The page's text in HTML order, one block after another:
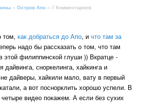
»Остров Апо » // Комментариев:
том,как добраться до Апо, ичто там за
надо бы рассказать о том, что там
этой филиппинской глуши )) Вкратце -
дайвинга, сноркелинга, хайкинга и
дайверы, хайкили мало, вату в первый
а вот поснорклить хорошо успели. В
видео покажем. А если без сухих